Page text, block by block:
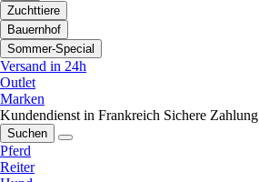
Zuchttiere
Bauernhof
Sommer-Special
Versand in 24h
Outlet
Marken
Kundendienst in Frankreich Sichere Zahlung
Suchen
Pferd
Reiter